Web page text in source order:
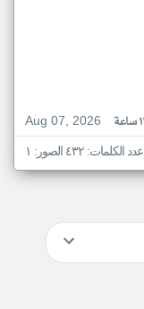
Aug 07, 2026
عدد الكلمات: ٤٣٢ الصور: ١